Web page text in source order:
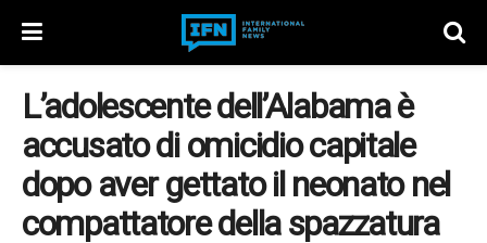
L’adolescente dell’Alabama è
accusato di omicidio capitale
dopo aver gettato il neonato nel
compattatore della spazzatura